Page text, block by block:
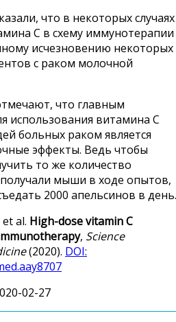
что в некоторых случаях
С в схему иммунотерапии
исчезновению некоторых
с раком молочной
что главным
использования витамина С
больных раком является
эффекты. Ведь чтобы
то же количество
мыши в ходе опытов,
2000 апельсинов в день.
al. High-dose vitamin C
, Science
(2020). DOI:
02-27